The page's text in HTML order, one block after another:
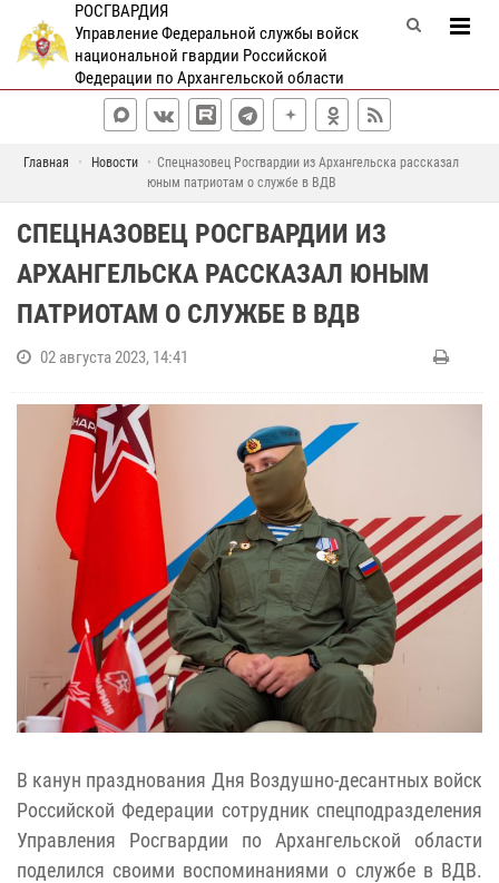
РОСГВАРДИЯ
Управление Федеральной службы войск
национальной гвардии Российской
Федерации по Архангельской области
Главная Новости
Спецназовец Росгвардии из Архангельска рассказал
юным патриотам о службе в ВДВ
СПЕЦНАЗОВЕЦ РОСГВАРДИИ ИЗ
АРХАНГЕЛЬСКА РАССКАЗАЛ ЮНЫМ
ПАТРИОТАМ О СЛУЖБЕ В ВДВ
02 августа 2023, 14:41
В канун празднования Дня Воздушно-десантных войск
Российской Федерации сотрудник спецподразделения
Управления Росгвардии по Архангельской области
поделился своими воспоминаниями о службе в ВДВ.